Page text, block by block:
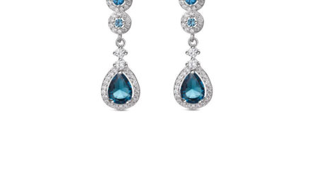
PENDIENTE DE PLATA
RODIADA DE CHATONES
CON GARRAS Y GOTA DE
COLOR AZUL